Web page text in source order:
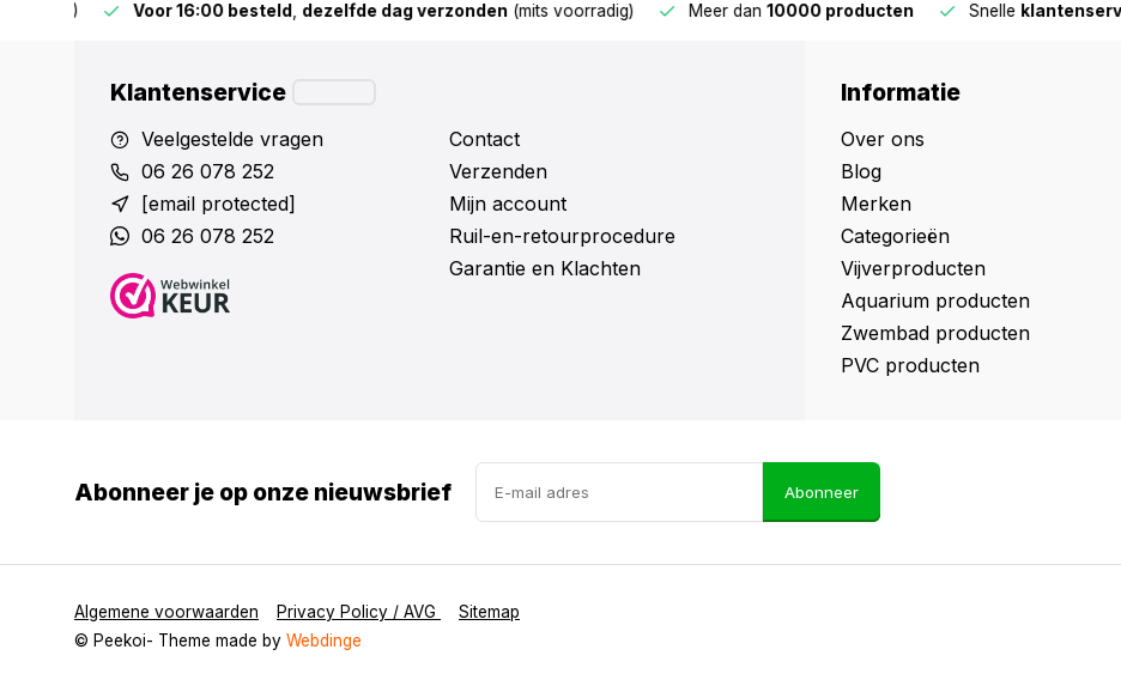
Voor 16:00 besteld,dezelfde dag verzonden(mits voorradig) Meer dan10000 producten Snelleklantenservice
Klantenservice
Veelgestelde vragen
06 26 078 252
[email protected]
06 26 078 252
Contact
Verzenden
Mijn account
Ruil-en-retourprocedure
Garantie en Klachten
Informatie
Over ons
Blog
Merken
Categorieën
Vijverproducten
Aquarium producten
Zwembad producten
PVC producten
Abonneer je op onze nieuwsbrief Abonneer
Algemene voorwaarden Privacy Policy / AVG
Sitemap
© Peekoi- Theme made by Webdinge